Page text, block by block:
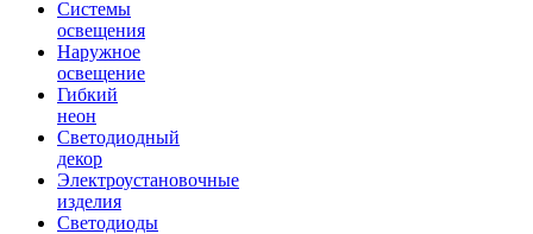
Системы
освещения
Наружное
освещение
Гибкий
неон
Светодиодный
декор
Электроустановочные
изделия
Светодиоды